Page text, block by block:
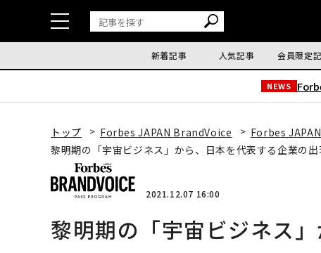
新着記事 人気記事 会員限定
NEWS
トップ Forbes JAPAN BrandVoice
Forbes
黎明期の「宇宙ビジネス」から、日本を代表する企業の
2021.12.07 16:00
黎明期の「宇宙ビジネス